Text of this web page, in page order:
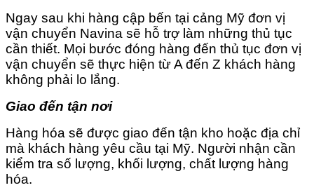
Ngay sau khi hàng cập bến tại cảng Mỹ đơn vị
vận chuyển Navina sẽ hỗ trợ làm những thủ tục
cần thiết. Mọi bước đóng hàng đến thủ tục đơn vị
vận chuyển sẽ thực hiện từ A đến Z khách hàng
không phải lo lắng.
Giao đến tận nơi
Hàng hóa sẽ được giao đến tận kho hoặc địa chỉ
mà khách hàng yêu cầu tại Mỹ. Người nhận cần
kiểm tra số lượng, khối lượng, chất lượng hàng
hóa.